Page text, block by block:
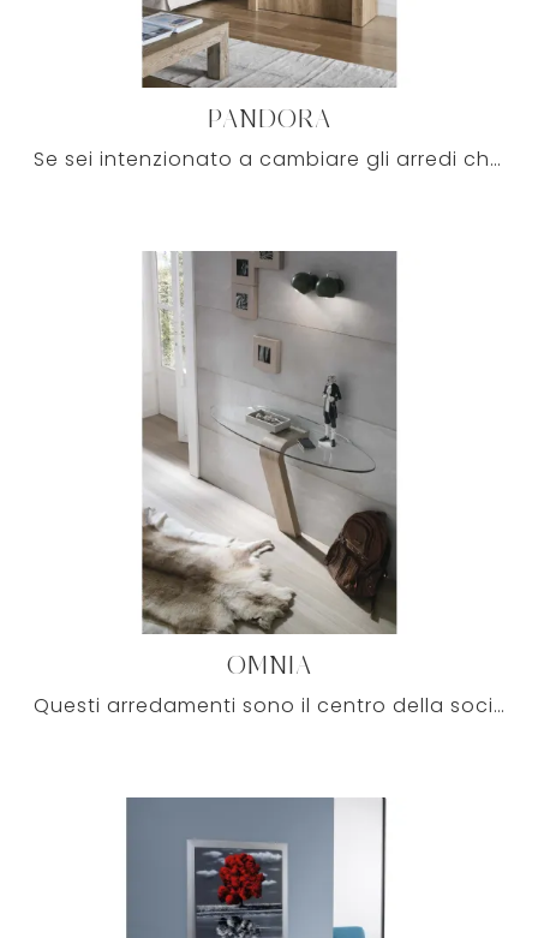
PANDORA
Se sei intenzionato a cambiare gli arredi che hai in casa o comprarli per la prima volta, da noi potrai visionare in prima persona i differenti ...
OMNIA
Questi arredamenti sono il centro della socializzazione in casa: attorno al tavolo ci si ritrova con amici e parenti per serate in compagnia o per ...